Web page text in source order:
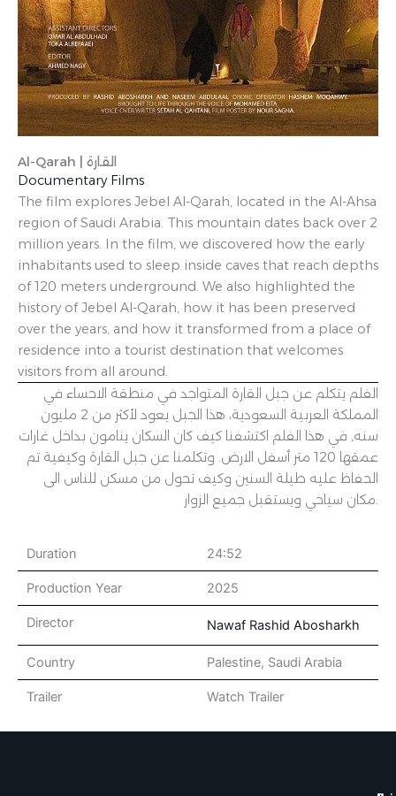
Al-Qarah | القارة
Documentary Films
The film explores Jebel Al-Qarah, located in the Al-Ahsa
region of Saudi Arabia. This mountain dates back over 2
million years. In the film, we discovered how the early
inhabitants used to sleep inside caves that reach depths
of 120 meters underground. We also highlighted the
history of Jebel Al-Qarah, how it has been preserved
over the years, and how it transformed from a place of
residence into a tourist destination that welcomes
visitors from all around.
الفلم يتكلم عن جبل القارة المتواجد في منطقة الاحساء في
المملكة العربية السعودية، هذا الجبل يعود لأكثر من 2 مليون
سنه, في هذا الفلم اكتشفنا كيف كان السكان ينامون بداخل غارات
عمقها 120 متر أسفل الارض. وتكلمنا عن جبل القارة وكيفية تم
الحفاظ عليه طيلة السنين وكيف تحول من مسكن للناس الى
مكان سياحي ويستقبل جميع الزوار.
Duration 24:52
Production Year 2025
Director Nawaf Rashid Abosharkh
Country Palestine, Saudi Arabia
Trailer Watch Trailer